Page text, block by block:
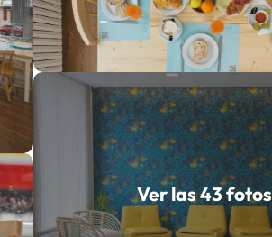
Ver las 43 fotos